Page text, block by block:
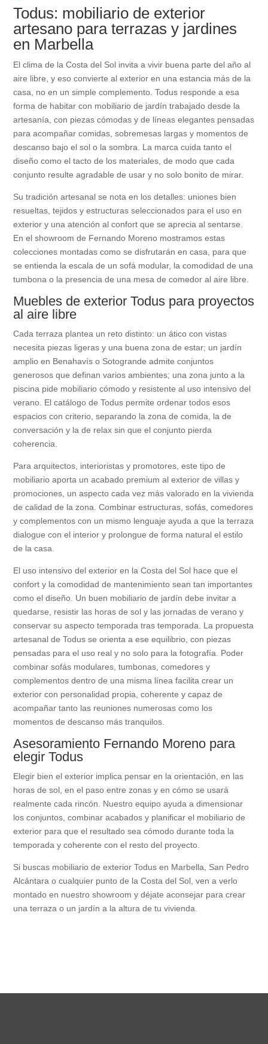
Todus: mobiliario de exterior
artesano para terrazas y jardines
en Marbella
El clima de la Costa del Sol invita a vivir buena parte del año al
aire libre, y eso convierte al exterior en una estancia más de la
casa, no en un simple complemento. Todus responde a esa
forma de habitar con mobiliario de jardín trabajado desde la
artesanía, con piezas cómodas y de líneas elegantes pensadas
para acompañar comidas, sobremesas largas y momentos de
descanso bajo el sol o la sombra. La marca cuida tanto el
diseño como el tacto de los materiales, de modo que cada
conjunto resulte agradable de usar y no solo bonito de mirar.
Su tradición artesanal se nota en los detalles: uniones bien
resueltas, tejidos y estructuras seleccionados para el uso en
exterior y una atención al confort que se aprecia al sentarse.
En el showroom de Fernando Moreno mostramos estas
colecciones montadas como se disfrutarán en casa, para que
se entienda la escala de un sofá modular, la comodidad de una
tumbona o la presencia de una mesa de comedor al aire libre.
Muebles de exterior Todus para proyectos
al aire libre
Cada terraza plantea un reto distinto: un ático con vistas
necesita piezas ligeras y una buena zona de estar; un jardín
amplio en Benahavís o Sotogrande admite conjuntos
generosos que definan varios ambientes; una zona junto a la
piscina pide mobiliario cómodo y resistente al uso intensivo del
verano. El catálogo de Todus permite ordenar todos esos
espacios con criterio, separando la zona de comida, la de
conversación y la de relax sin que el conjunto pierda
coherencia.
Para arquitectos, interioristas y promotores, este tipo de
mobiliario aporta un acabado premium al exterior de villas y
promociones, un aspecto cada vez más valorado en la vivienda
de calidad de la zona. Combinar estructuras, sofás, comedores
y complementos con un mismo lenguaje ayuda a que la terraza
dialogue con el interior y prolongue de forma natural el estilo
de la casa.
El uso intensivo del exterior en la Costa del Sol hace que el
confort y la comodidad de mantenimiento sean tan importantes
como el diseño. Un buen mobiliario de jardín debe invitar a
quedarse, resistir las horas de sol y las jornadas de verano y
conservar su aspecto temporada tras temporada. La propuesta
artesanal de Todus se orienta a ese equilibrio, con piezas
pensadas para el uso real y no solo para la fotografía. Poder
combinar sofás modulares, tumbonas, comedores y
complementos dentro de una misma línea facilita crear un
exterior con personalidad propia, coherente y capaz de
acompañar tanto las reuniones numerosas como los
momentos de descanso más tranquilos.
Asesoramiento Fernando Moreno para
elegir Todus
Elegir bien el exterior implica pensar en la orientación, en las
horas de sol, en el paso entre zonas y en cómo se usará
realmente cada rincón. Nuestro equipo ayuda a dimensionar
los conjuntos, combinar acabados y planificar el mobiliario de
exterior para que el resultado sea cómodo durante toda la
temporada y coherente con el resto del proyecto.
Si buscas mobiliario de exterior Todus en Marbella, San Pedro
Alcántara o cualquier punto de la Costa del Sol, ven a verlo
montado en nuestro showroom y déjate aconsejar para crear
una terraza o un jardín a la altura de tu vivienda.